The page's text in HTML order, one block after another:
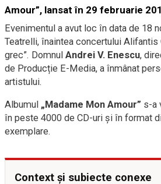
Amour”, lansat în 29 februarie
Evenimentul a avut loc în data de 18
Teatrelli, înaintea concertului Alifantis
grec”. Domnul Andrei V. Enescu,
de Producție E-Media, a înmânat
artistului.
Albumul „Madame Mon Amour” s-a
în peste 4000 de CD-uri și în format
exemplare.
Context și subiecte conexe